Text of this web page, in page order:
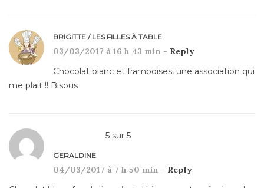
BRIGITTE / LES FILLES À TABLE
03/03/2017 à 16 h 43 min - Reply
Chocolat blanc et framboises, une association qui
me plait !! Bisous
5 sur 5
GERALDINE
04/03/2017 à 7 h 50 min - Reply